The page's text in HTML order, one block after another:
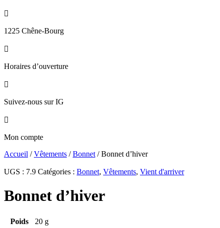

1225 Chêne-Bourg

Horaires d’ouverture

Suivez-nous sur IG

Mon compte
Accueil /Vêtements /Bonnet / Bonnet d’hiver
UGS : 7.9 Catégories : Bonnet, Vêtements, Vient d'arriver
Bonnet d’hiver
Poids 20 g